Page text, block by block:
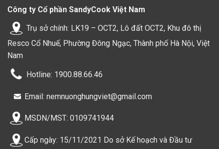
Công ty Cổ phần SandyCook Việt Nam
Trụ sở chính: LK19 – OCT2, Lô đất OCT2, Khu đô thị
Resco Cổ Nhuế, Phường Đông Ngạc, Thành phố Hà Nội, Việt
Nam
Hotline: 1900.88.66.46
Email: nemnuonghungviet@gmail.com
MSDN/MST: 0109741944
Cấp ngày: 15/11/2021 Do sở Kế hoạch và Đầu tư